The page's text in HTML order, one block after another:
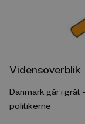
Vidensoverblik
Danmark går i
politikerne